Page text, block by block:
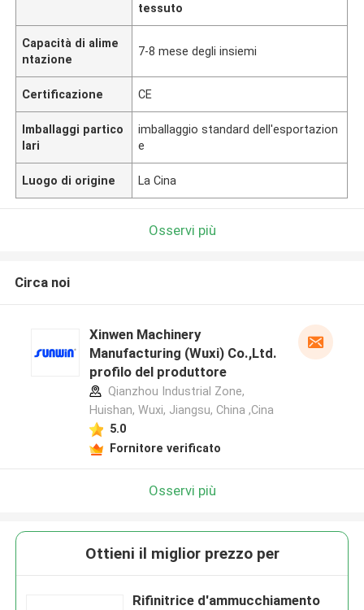
tessuto
Capacità di alime
ntazione
7-8 mese degli insiemi
Certificazione CE
Imballaggi partico
lari
imballaggio standard dell'esportazion
e
Luogo di origine La Cina
Osservi più
Circa noi
Xinwen Machinery
Manufacturing (Wuxi) Co.,Ltd.
profilo del produttore
Qianzhou Industrial Zone,
Huishan, Wuxi, Jiangsu, China ,Cina
5.0
Fornitore verificato
Osservi più
Ottieni il miglior prezzo per
Rifinitrice d'ammucchiamento